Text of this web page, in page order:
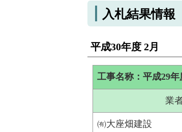
入札結果情報
平成30年度 2月
工事名称：平成29
業
㈲大座畑建設